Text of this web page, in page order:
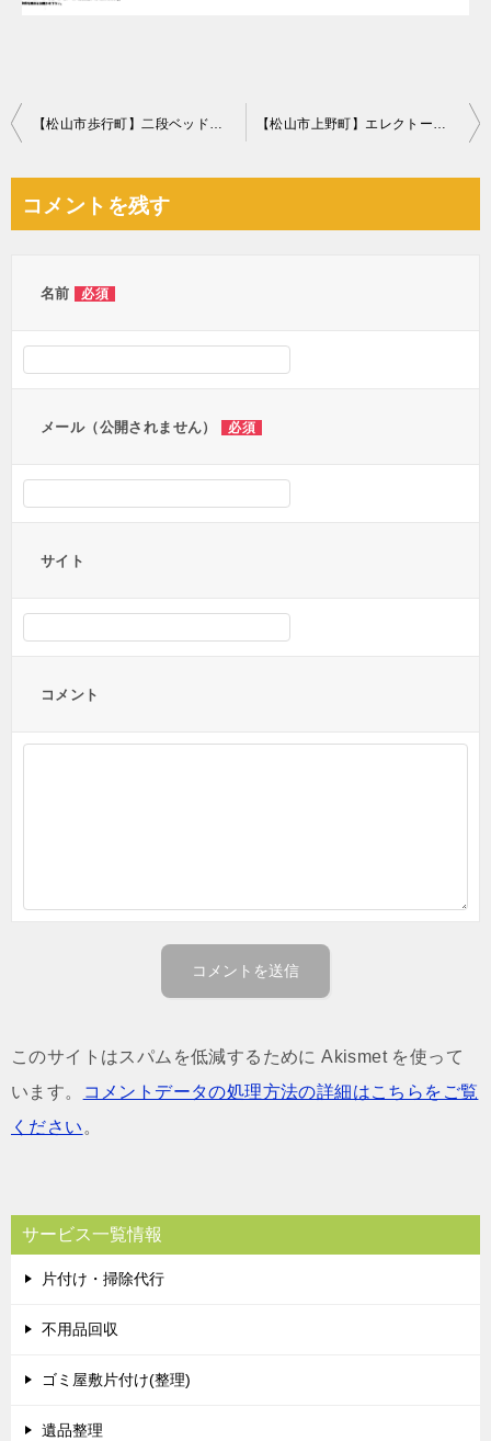
投
ビ
【松山市歩行町】二段ベッド、ダブルベッド、ベッドマットレスの回収 【松山市上野町】エレクトーンの回収・処分ご依頼 お客様の声
コメントを残す
名前 必須
メール（公開されません） 必須
サイト
コメント
このサイトはスパムを低減するために Akismet を使って
います。
コメントデータの処理方法の詳細はこちらをご覧
ください。
サービス一覧情報
片付け・掃除代行
不用品回収
ゴミ屋敷片付け(整理)
遺品整理